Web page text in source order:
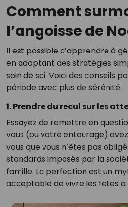
Comment
l’angoisse de
Il est possible d’apprendre à
en adoptant des stratégies
soin de soi. Voici des conseils
période avec plus de sérénité.
1. Prendre du recul sur les
Essayez de remettre en
vous (ou votre entourage)
vous que vous n’êtes pas
standards imposés par la
famille. La perfection est un
acceptable de vivre les fêtes